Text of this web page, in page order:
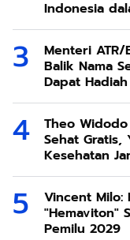
Indonesia
di Taiwan
Menteri ATR/
Balik Nama
Dapat
Theo
Sehat Gratis,
Kesehatan
Vincent Milo:
"Hemaviton"
Pemilu 2029